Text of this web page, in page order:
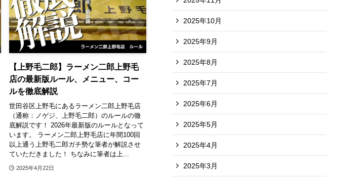
【上野毛二郎】ラーメン二郎上野毛
店の最新版ルール、メニュー、コー
ルを徹底解説
世田谷区上野毛にあるラーメン二郎上野毛店
（通称：ノゲジ、上野毛二郎）のルールの徹
底解説です！ 2026年最新版のルールとなって
います。 ラーメン二郎上野毛店に年間100回
以上通う上野毛二郎ガチ勢な筆者が解説させ
ていただきました！ ちなみに筆者は上...
2025年4月22日
2025年10月
2025年9月
2025年8月
2025年7月
2025年6月
2025年5月
2025年4月
2025年3月